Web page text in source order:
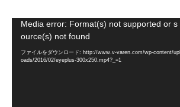
Media error: Format(s) not supported or s
ource(s) not found
ファイルをダウンロード: http://www.v-varen.com/wp-content/upl
oads/2016/02/eyeplus-300x250.mp4?_=1